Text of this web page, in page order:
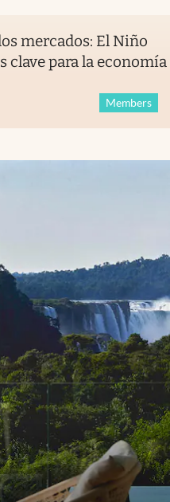
mercados: El Niño
clave para la economía
Members